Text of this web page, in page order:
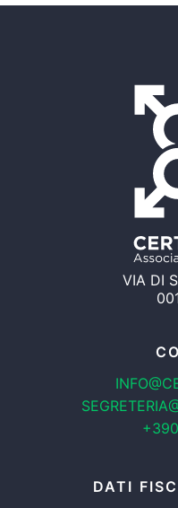
VIA DI
DATI